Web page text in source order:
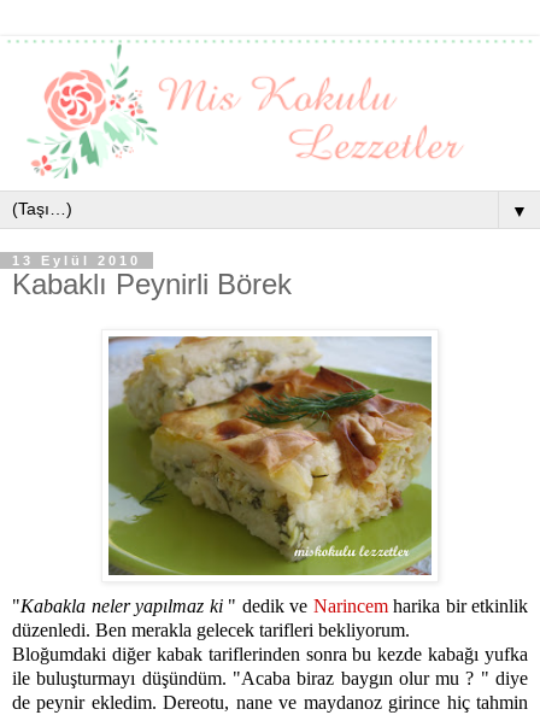
▼
13 Eylül 2010
Kabaklı Peynirli Börek
"Kabakla neler yapılmaz ki " dedik ve Narincem harika bir etkinlik
düzenledi. Ben merakla gelecek tarifleri bekliyorum.
Bloğumdaki diğer kabak tariflerinden sonra bu kezde kabağı yufka
ile buluşturmayı düşündüm. "Acaba biraz baygın olur mu ? " diye
de peynir ekledim. Dereotu, nane ve maydanoz girince hiç tahmin